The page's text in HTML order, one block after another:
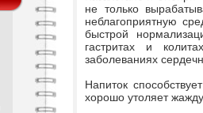
не только
неблагоприятную
быстрой
гастритах и
заболеваниях
Напиток
хорошо утоляет